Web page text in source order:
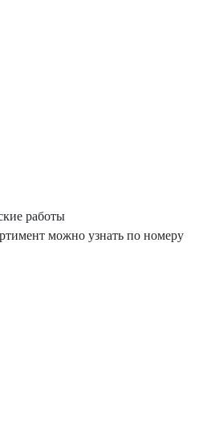
работы
можно узнать по номеру